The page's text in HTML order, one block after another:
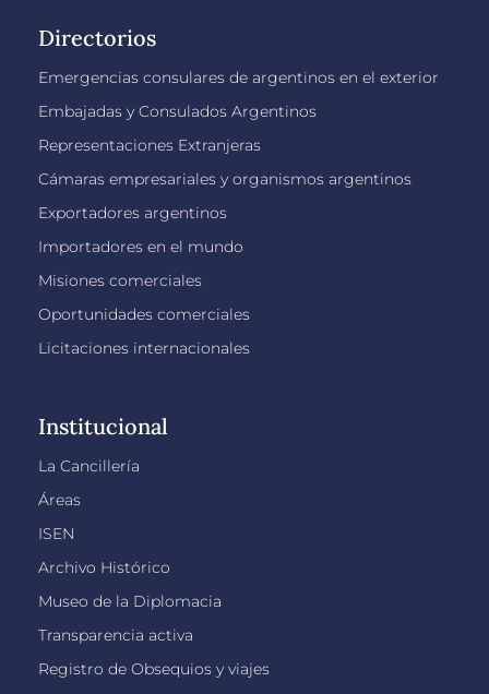
Directorios
Emergencias consulares de argentinos en el exterior
Embajadas y Consulados Argentinos
Representaciones Extranjeras
Cámaras empresariales y organismos argentinos
Exportadores argentinos
Importadores en el mundo
Misiones comerciales
Oportunidades comerciales
Licitaciones internacionales
Institucional
La Cancillería
Áreas
ISEN
Archivo Histórico
Museo de la Diplomacia
Transparencia activa
Registro de Obsequios y viajes